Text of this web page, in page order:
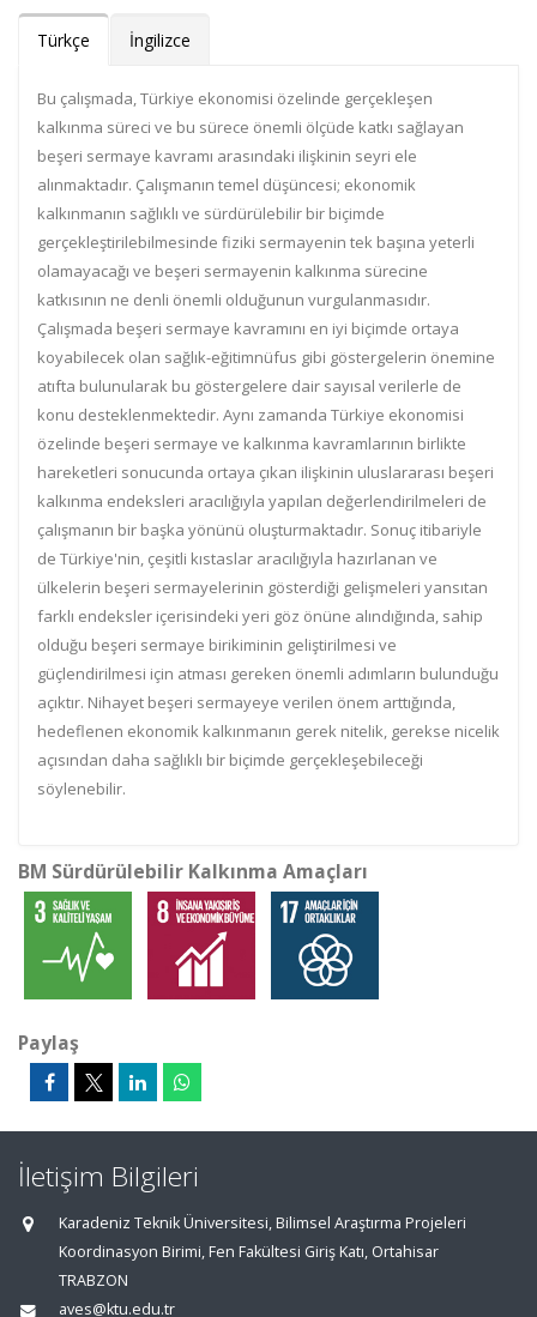
Türkçe İngilizce
Bu çalışmada, Türkiye ekonomisi özelinde gerçekleşen
kalkınma süreci ve bu sürece önemli ölçüde katkı sağlayan
beşeri sermaye kavramı arasındaki ilişkinin seyri ele
alınmaktadır. Çalışmanın temel düşüncesi; ekonomik
kalkınmanın sağlıklı ve sürdürülebilir bir biçimde
gerçekleştirilebilmesinde fiziki sermayenin tek başına yeterli
olamayacağı ve beşeri sermayenin kalkınma sürecine
katkısının ne denli önemli olduğunun vurgulanmasıdır.
Çalışmada beşeri sermaye kavramını en iyi biçimde ortaya
koyabilecek olan sağlık-eğitimnüfus gibi göstergelerin önemine
atıfta bulunularak bu göstergelere dair sayısal verilerle de
konu desteklenmektedir. Aynı zamanda Türkiye ekonomisi
özelinde beşeri sermaye ve kalkınma kavramlarının birlikte
hareketleri sonucunda ortaya çıkan ilişkinin uluslararası beşeri
kalkınma endeksleri aracılığıyla yapılan değerlendirilmeleri de
çalışmanın bir başka yönünü oluşturmaktadır. Sonuç itibariyle
de Türkiye'nin, çeşitli kıstaslar aracılığıyla hazırlanan ve
ülkelerin beşeri sermayelerinin gösterdiği gelişmeleri yansıtan
farklı endeksler içerisindeki yeri göz önüne alındığında, sahip
olduğu beşeri sermaye birikiminin geliştirilmesi ve
güçlendirilmesi için atması gereken önemli adımların bulunduğu
açıktır. Nihayet beşeri sermayeye verilen önem arttığında,
hedeflenen ekonomik kalkınmanın gerek nitelik, gerekse nicelik
açısından daha sağlıklı bir biçimde gerçekleşebileceği
söylenebilir.
BM Sürdürülebilir Kalkınma Amaçları
Paylaş
İletişim Bilgileri
Karadeniz Teknik Üniversitesi, Bilimsel Araştırma Projeleri
Koordinasyon Birimi, Fen Fakültesi Giriş Katı, Ortahisar
TRABZON
aves@ktu.edu.tr